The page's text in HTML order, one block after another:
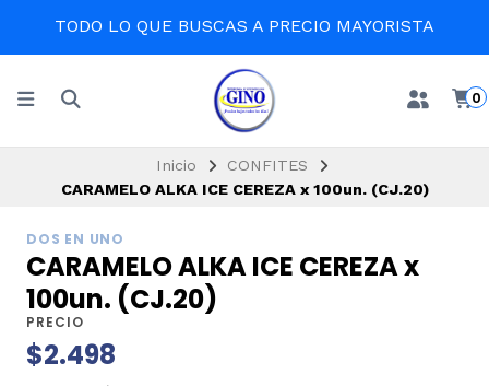
TODO LO QUE BUSCAS A PRECIO MAYORISTA
0
Inicio
CONFITES
CARAMELO ALKA ICE CEREZA x 100un. (CJ.20)
DOS EN UNO
CARAMELO ALKA ICE CEREZA x
100un. (CJ.20)
PRECIO
$2.498